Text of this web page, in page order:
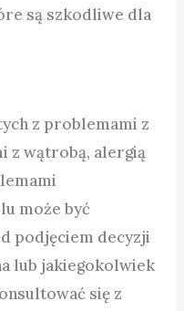
są szkodliwe dla
z problemami z
z wątrobą, alergią
może być
podjęciem decyzji
lub jakiegokolwiek
się z